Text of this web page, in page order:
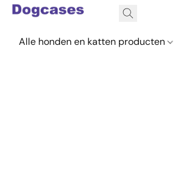
Alle honden en katten producten